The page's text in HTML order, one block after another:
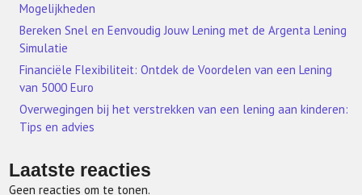
Mogelijkheden
Bereken Snel en Eenvoudig Jouw Lening met de Argenta Lening
Simulatie
Financiële Flexibiliteit: Ontdek de Voordelen van een Lening
van 5000 Euro
Overwegingen bij het verstrekken van een lening aan kinderen:
Tips en advies
Laatste reacties
Geen reacties om te tonen.